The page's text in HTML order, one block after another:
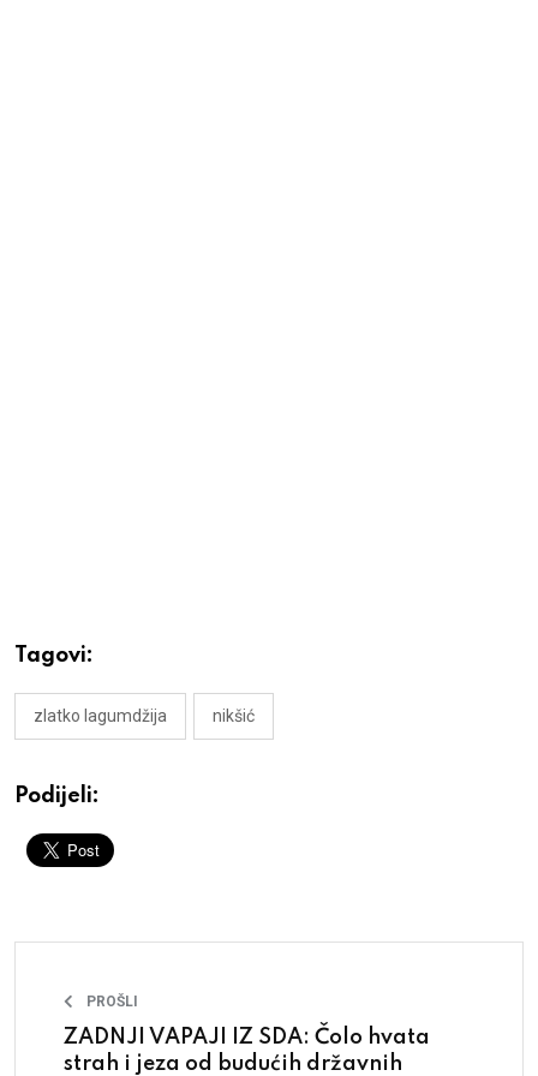
Tagovi:
zlatko lagumdžija nikšić
Podijeli:
PROŠLI
ZADNJI VAPAJI IZ SDA: Čolo hvata
strah i jeza od budućih državnih